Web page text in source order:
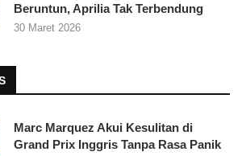
Beruntun, Aprilia Tak Terbendung
30 Maret 2026
Marc Marquez Akui Kesulitan di
Grand Prix Inggris Tanpa Rasa Panik